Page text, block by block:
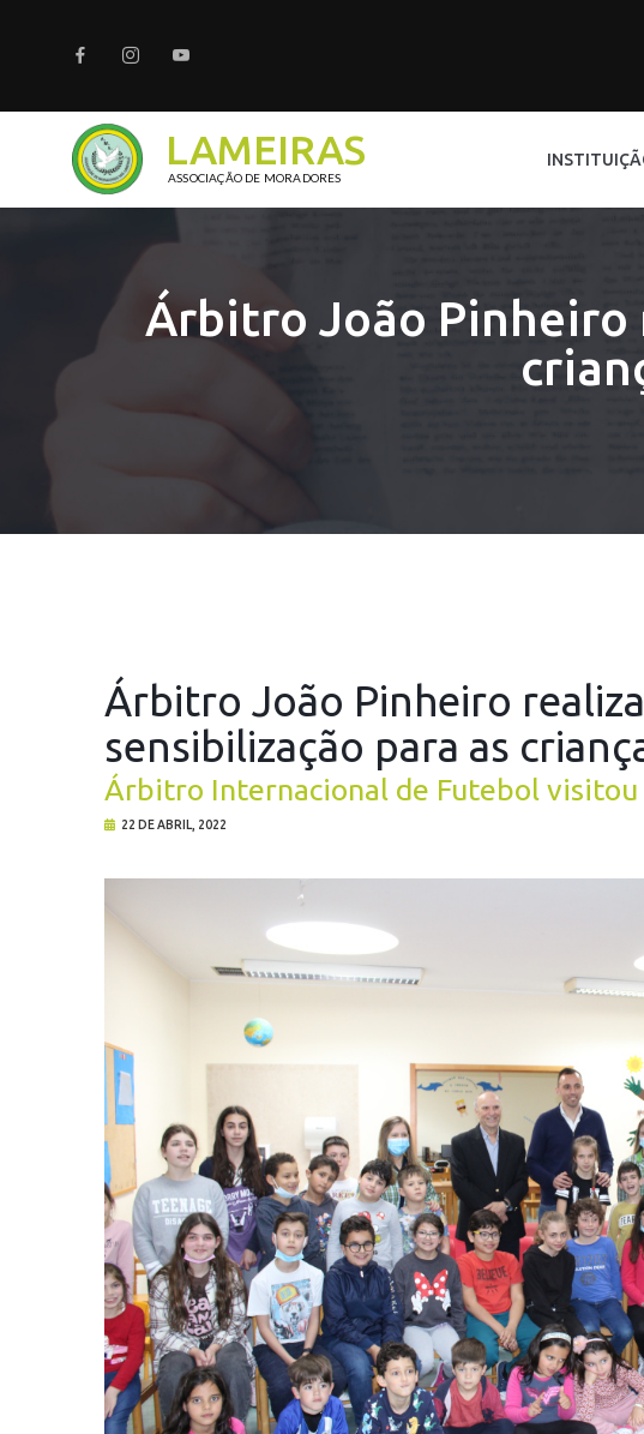
LAMEIRAS
ASSOCIAÇÃO DE MORADORES
Árbitro João Pinheiro
Árbitro João Pinheiro
sensibilização para as
Árbitro Internacional de Futebol visitou
22 DE ABRIL, 2022